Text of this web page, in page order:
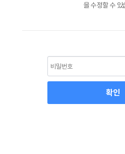
을 수정할 수 있